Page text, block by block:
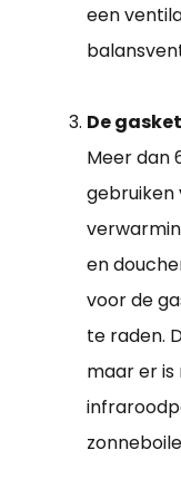
een
De
Meer dan
en
voor de
te raden.
maar er is